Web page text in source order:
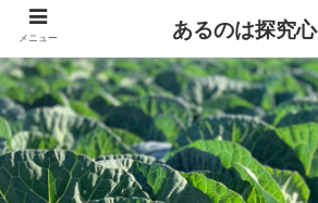
メニュー あるのは探究心